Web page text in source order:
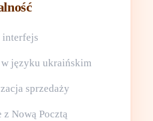
interfejs
języku ukraińskim
sprzedaży
z Nową Pocztą